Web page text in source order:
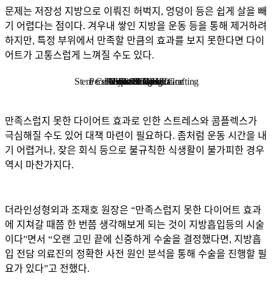
Personalized Consultation
Stem Cell
Stem Cell Liposuction & Grafting
Face & Body Lift
Petit & Lifting
Breast Surgery
LAST Diet
Eyes & Nose
Reviews
About TheLINE
문제는 저장성 지방으로 이뤄진 허벅지, 엉덩이 등은 쉽게 살을 빼
기 어렵다는 점이다. 겨우내 쌓인 지방을 운동 등을 통해 제거하려
하지만, 특정 부위에서 만족할 만큼의 효과를 보지 못한다면 다이
어트가 고통스럽게 느껴질 수도 있다.
만족스럽지 못한 다이어트 효과로 인한 스트레스와 콤플렉스가
극심해질 수도 있어 대책 마련이 필요하다. 좀처럼 운동 시간을 내
기 어렵거나, 잦은 회식 등으로 불규칙한 식생활이 불가피한 경우
역시 마찬가지다.
더라인성형외과 조재호 원장은 “만족스럽지 못한 다이어트 효과
에 지쳐갈 때쯤 한 번쯤 생각해보게 되는 것이 지방흡입등의 시술
이다”면서 “오랜 고민 끝에 신중하게 수술을 결정했다면, 지방흡
입 전담 의료진의 정확한 사전 원인 분석을 통해 수술을 진행할 필
요가 있다”고 전했다.